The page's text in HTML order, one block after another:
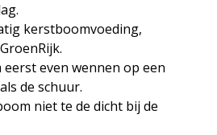
kerstboomvoeding,
eerst even wennen op een
de schuur.
niet te de dicht bij de